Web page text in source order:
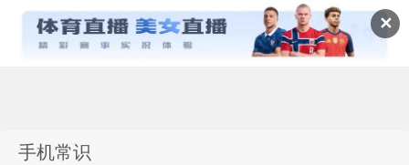
✕
手机常识